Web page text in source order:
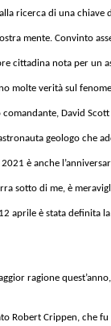
ricerca di una chiave
mente. Convinto
cittadina nota per un
molte verità sul
comandante, David
geologo che
è anche
sotto di me, è
aprile è stata definita
ragione
Robert Crippen, che fu